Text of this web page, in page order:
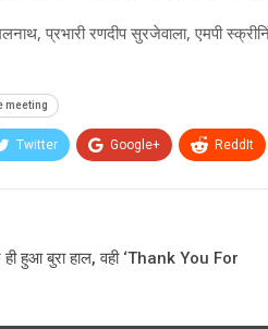
प्रभारी रणदीप सुरजेवाला, एमपी
meeting
Twitter Google+ ReddIt
हुआ बुरा हाल, वही ‘Thank You For